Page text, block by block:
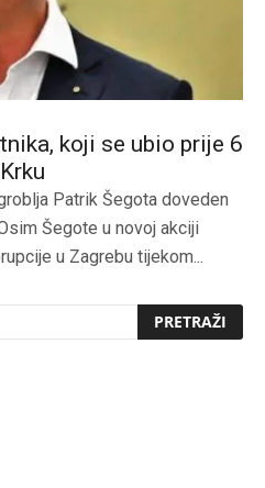
koji se ubio prije 6
Patrik Šegota doveden
Šegote u novoj akciji
u Zagrebu tijekom...